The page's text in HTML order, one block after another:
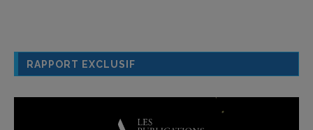
RAPPORT EXCLUSIF